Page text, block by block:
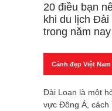
20 điều bạn
khi du lịch Đài
trong năm nay
Cảnh đẹp Việt Nam
Đài Loan là một
vực Đông Á, cách